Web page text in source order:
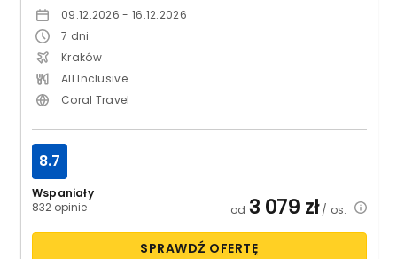
09.12.2026 - 16.12.2026
7 dni
Kraków
All Inclusive
Coral Travel
Wspaniały
832 opinie
8.7
od 3 079 zł/ os.
SPRAWDŹ OFERTĘ